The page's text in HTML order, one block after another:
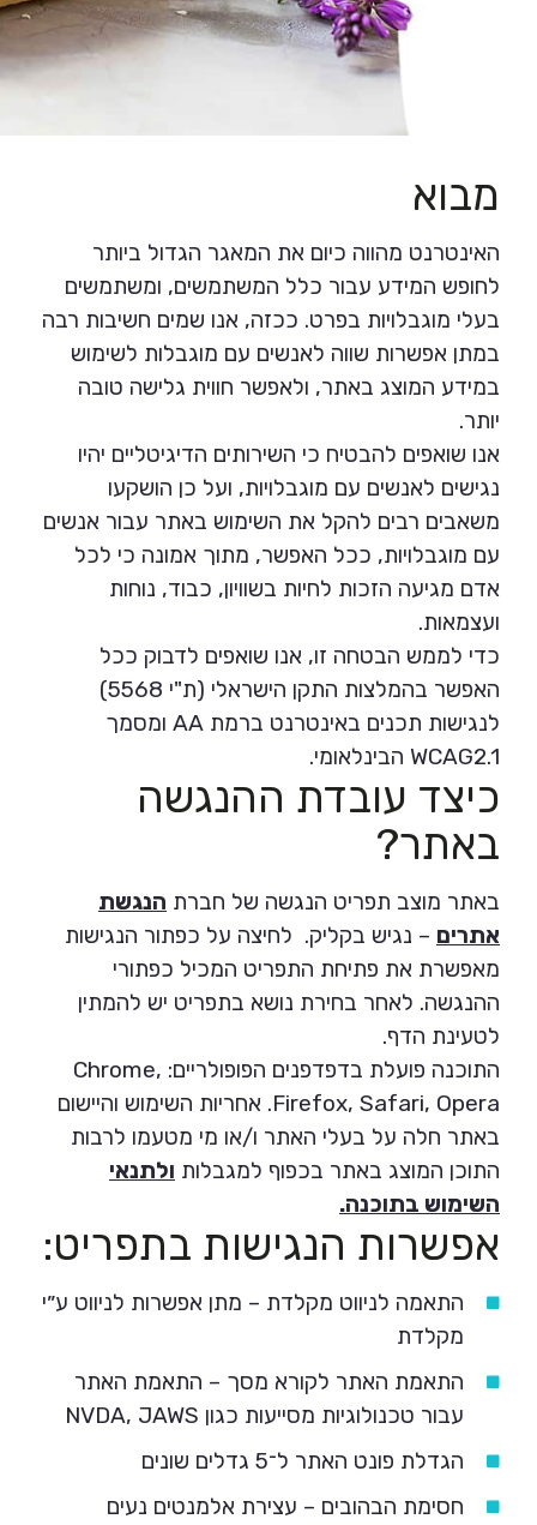
מבוא
האינטרנט מהווה כיום את המאגר הגדול ביותר
לחופש המידע עבור כלל המשתמשים, ומשתמשים
בעלי מוגבלויות בפרט. ככזה, אנו שמים חשיבות רבה
במתן אפשרות שווה לאנשים עם מוגבלות לשימוש
במידע המוצג באתר, ולאפשר חווית גלישה טובה
יותר.
אנו שואפים להבטיח כי השירותים הדיגיטליים יהיו
נגישים לאנשים עם מוגבלויות, ועל כן הושקעו
משאבים רבים להקל את השימוש באתר עבור אנשים
עם מוגבלויות, ככל האפשר, מתוך אמונה כי לכל
אדם מגיעה הזכות לחיות בשוויון, כבוד, נוחות
ועצמאות.
כדי לממש הבטחה זו, אנו שואפים לדבוק ככל
האפשר בהמלצות התקן הישראלי (ת"י 5568)
לנגישות תכנים באינטרנט ברמת AA ומסמך
WCAG2.1 הבינלאומי.
כיצד עובדת ההנגשה
באתר?
באתר מוצב תפריט הנגשה של חברת הנגשת
אתרים – נגיש בקליק. לחיצה על כפתור הנגישות
מאפשרת את פתיחת התפריט המכיל כפתורי
ההנגשה. לאחר בחירת נושא בתפריט יש להמתין
לטעינת הדף.
התוכנה פועלת בדפדפנים הפופולריים: Chrome,
Firefox, Safari, Opera. אחריות השימוש והיישום
באתר חלה על בעלי האתר ו/או מי מטעמו לרבות
התוכן המוצג באתר בכפוף למגבלות ולתנאי
השימוש בתוכנה.
אפשרות הנגישות בתפריט:
התאמה לניווט מקלדת – מתן אפשרות לניווט ע״י
מקלדת
התאמת האתר לקורא מסך – התאמת האתר
עבור טכנולוגיות מסייעות כגון NVDA, JAWS
הגדלת פונט האתר ל־5 גדלים שונים
חסימת הבהובים – עצירת אלמנטים נעים